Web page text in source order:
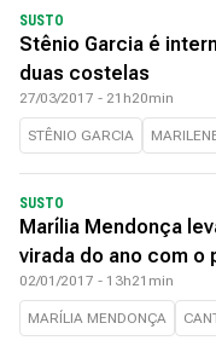
SUSTO
Stênio Garcia é
duas costelas
27/03/2017 - 21h20min
STÊNIO GARCIA
SUSTO
Marília Mendonça
virada do ano com o
02/01/2017 - 13h21min
MARÍLIA MENDONÇA